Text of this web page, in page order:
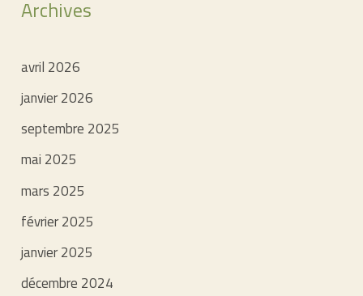
Archives
avril 2026
janvier 2026
septembre 2025
mai 2025
mars 2025
février 2025
janvier 2025
décembre 2024